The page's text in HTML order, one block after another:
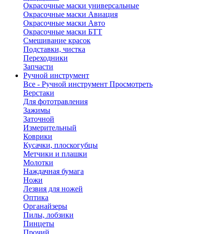
Окрасочные маски универсальные
Окрасочные маски Авиация
Окрасочные маски Авто
Окрасочные маски БТТ
Смешивание красок
Подставки, чистка
Переходники
Запчасти
Ручной инструмент
Все - Ручной инструмент Просмотреть
Верстаки
Для фототравления
Зажимы
Заточной
Измерительный
Коврики
Кусачки, плоскогубцы
Метчики и плашки
Молотки
Наждачная бумага
Ножи
Лезвия для ножей
Оптика
Органайзеры
Пилы, лобзики
Пинцеты
Прочий